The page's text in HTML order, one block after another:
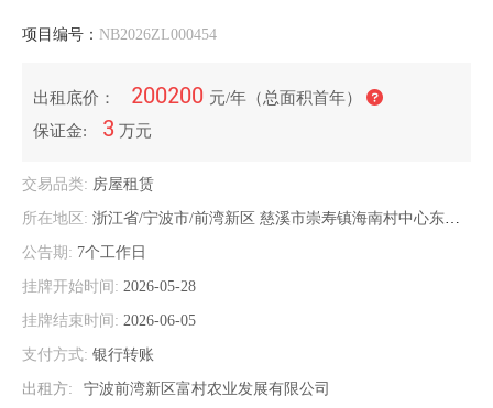
项目编号： NB2026ZL000454
出租底价： 200200 元/年（总面积首年）
保证金:
3 万元
交易品类: 房屋租赁
所在地区: 浙江省/宁波市/前湾新区 慈溪市崇寿镇海南村中心东区11号
公告期: 7个工作日
挂牌开始时间: 2026-05-28
挂牌结束时间: 2026-06-05
支付方式: 银行转账
出租方: 宁波前湾新区富村农业发展有限公司